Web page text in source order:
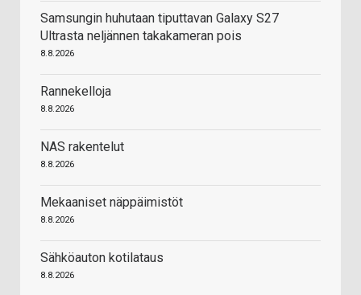
Samsungin huhutaan tiputtavan Galaxy S27
Ultrasta neljännen takakameran pois
8.8.2026
Rannekelloja
8.8.2026
NAS rakentelut
8.8.2026
Mekaaniset näppäimistöt
8.8.2026
Sähköauton kotilataus
8.8.2026